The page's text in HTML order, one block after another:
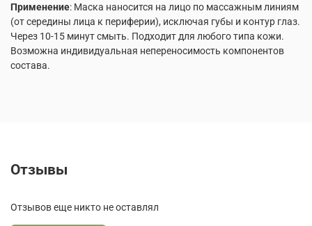
Применение: Маска наносится на лицо по массажным линиям
(от середины лица к периферии), исключая губы и контур глаз.
Через 10-15 минут смыть. Подходит для любого типа кожи.
Возможна индивидуальная непереносимость компонентов
состава.
Отзывы
Отзывов еще никто не оставлял